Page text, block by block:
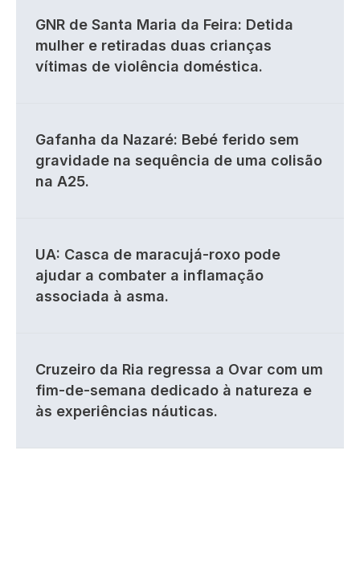
GNR de Santa Maria da Feira: Detida
mulher e retiradas duas crianças
vítimas de violência doméstica.
Gafanha da Nazaré: Bebé ferido sem
gravidade na sequência de uma colisão
na A25.
UA: Casca de maracujá-roxo pode
ajudar a combater a inflamação
associada à asma.
Cruzeiro da Ria regressa a Ovar com um
fim-de-semana dedicado à natureza e
às experiências náuticas.